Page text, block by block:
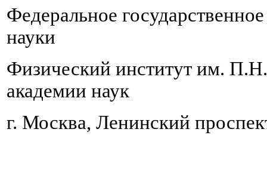
Федеральное
науки
Физический институт им.
академии наук
г. Москва, Ленинский